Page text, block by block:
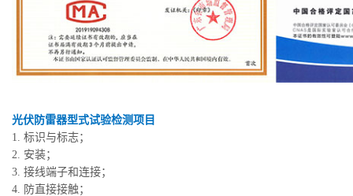
光伏防雷器型式试验检测项目
1. 标识与标志；
2. 安装；
3. 接线端子和连接；
4. 防直接接触；